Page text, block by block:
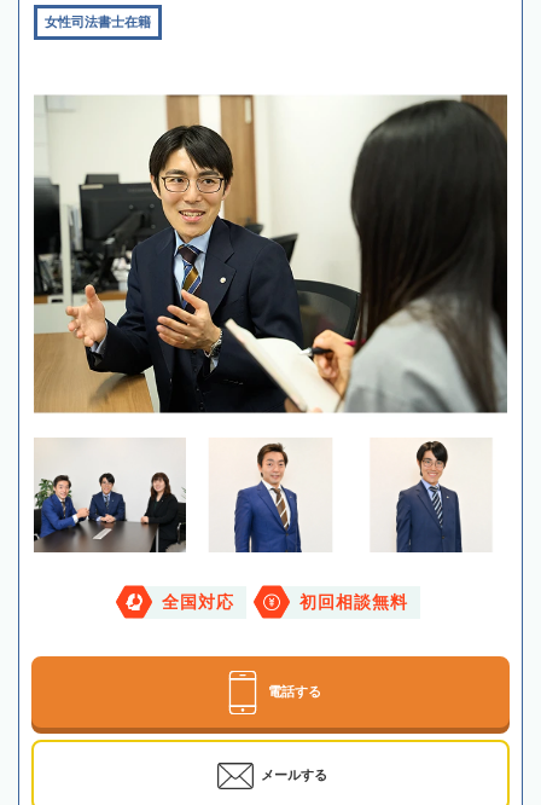
女性司法書士在籍
全国対応 初回相談無料
電話する
メールする